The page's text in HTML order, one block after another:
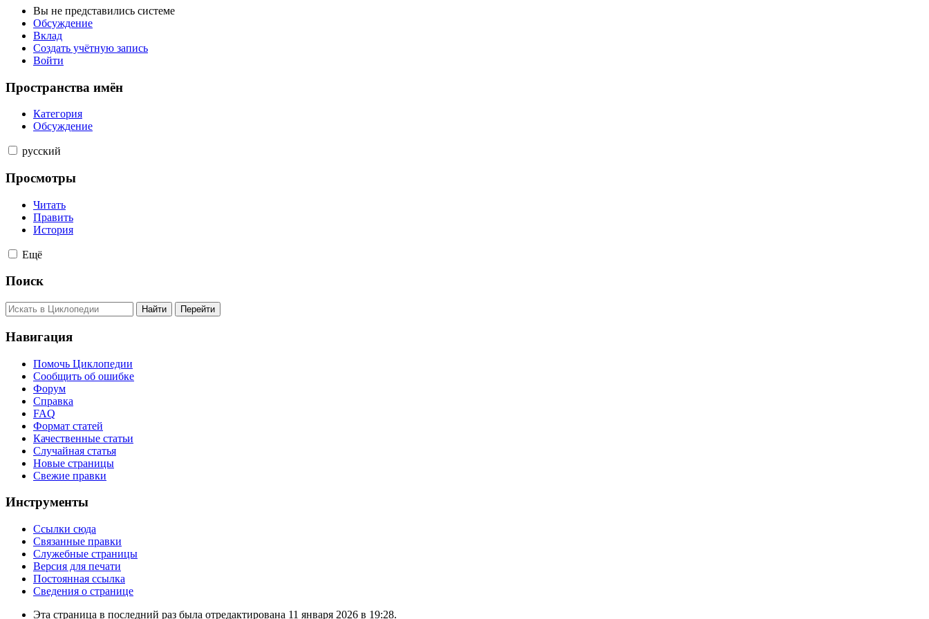
Вы не представились системе
Обсуждение
Вклад
Создать учётную запись
Войти
Пространства имён
Категория
Обсуждение
русский
Просмотры
Читать
Править
История
Ещё
Поиск
Навигация
Помочь Циклопедии
Сообщить об ошибке
Форум
Справка
FAQ
Формат статей
Качественные статьи
Случайная статья
Новые страницы
Свежие правки
Инструменты
Ссылки сюда
Связанные правки
Служебные страницы
Версия для печати
Постоянная ссылка
Сведения о странице
Эта страница в последний раз была отредактирована 11 января 2026 в 19:28.